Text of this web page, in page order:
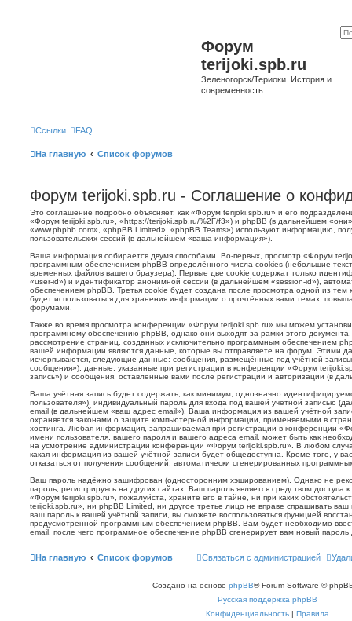
Форум
terijoki.spb.ru
Зеленогорск/Териоки. История и
современность.
Ссылки FAQ
На главную Список форумов
Форум terijoki.spb.ru - Соглашение о
Это соглашение подробно объясняет, как «Форум terijoki.spb.ru» и его
«Форум terijoki.spb.ru», «https://terijoki.spb.ru/%2F/f3») и phpBB (в дальнейшем
«www.phpbb.com», «phpBB Limited», «phpBB Teams») используют информацию,
пользовательских сессий (в дальнейшем «ваша информация»).
Ваша информация собирается двумя способами. Во-первых, просмотр «Форум
программным обеспечением phpBB определённого числа cookies (небольшие
временных файлов вашего браузера). Первые две cookie содержат только
«user-id») и идентификатор анонимной сессии (в дальнейшем «session-id»),
обеспечением phpBB. Третья cookie будет создана после просмотра одной из
будет использоваться для хранения информации о прочтённых вами темах,
форумами.
Также во время просмотра конференции «Форум terijoki.spb.ru» мы можем
программному обеспечению phpBB, однако они выходят за рамки этого документа,
рассмотрение страниц, созданных исключительно программным обеспечением
вашей информации являются данные, которые вы отправляете на форум. Этими
исчерпываются, следующие данные: сообщения, размещённые под учётной
сообщения»), данные, указанные при регистрации в конференции «Форум
запись») и сообщения, оставленные вами после регистрации и авторизации (в
Ваша учётная запись будет содержать, как минимум, однозначно
пользователя»), индивидуальный пароль для входа под вашей учётной записью
email (в дальнейшем «ваш адрес email»). Ваша информация из вашей учётной
охраняется законами о защите компьютерной информации, применяемыми в
хостинга. Любая информация, запрашиваемая при регистрации в конференции
имени пользователя, вашего пароля и вашего адреса email, может быть как
на усмотрение администрации конференции «Форум terijoki.spb.ru». В любом
какая информация из вашей учётной записи будет общедоступна. Кроме того, у
отказаться от получения сообщений, автоматически сгенерированных
Ваш пароль надёжно зашифрован (односторонним хэшированием). Однако не
пароль, регистрируясь на других сайтах. Ваш пароль является средством
«Форум terijoki.spb.ru», пожалуйста, храните его в тайне, ни при каких
terijoki.spb.ru», ни phpBB Limited, ни другое третье лицо не вправе спрашивать
ваш пароль к вашей учётной записи, вы сможете воспользоваться функцией
предусмотренной программным обеспечением phpBB. Вам будет необходимо
email, после чего программное обеспечение phpBB сгенерирует вам новый
На главную Список форумов Связаться с администрацией
Создано на основе phpBB® Forum Software ©
Русская поддержка phpBB
Конфиденциальность | Правила